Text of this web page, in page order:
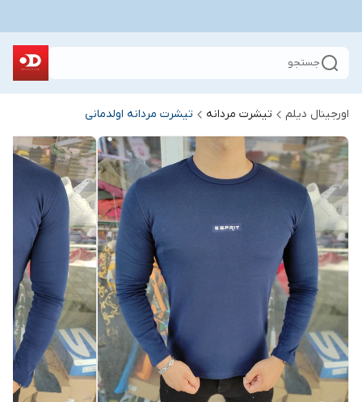
جستجو
اورجینال دیلم تیشرت مردانه تیشرت مردانه اولدمانی